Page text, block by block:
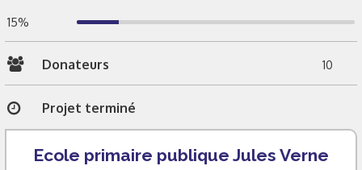
15%
Donateurs 10
Projet terminé
Ecole primaire publique Jules Verne